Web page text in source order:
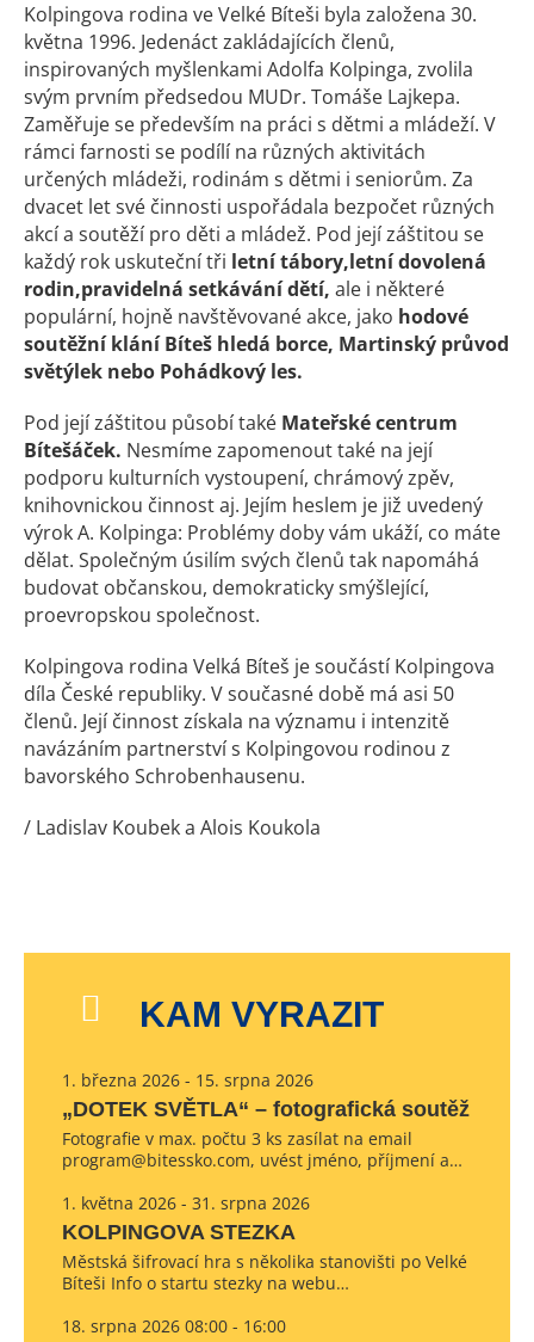
Kolpingova rodina ve Velké Bíteši byla založena 30.
května 1996. Jedenáct zakládajících členů,
inspirovaných myšlenkami Adolfa Kolpinga, zvolila
svým prvním předsedou MUDr. Tomáše Lajkepa.
Zaměřuje se především na práci s dětmi a mládeží. V
rámci farnosti se podílí na různých aktivitách
určených mládeži, rodinám s dětmi i seniorům. Za
dvacet let své činnosti uspořádala bezpočet různých
akcí a soutěží pro děti a mládež. Pod její záštitou se
každý rok uskuteční tři letní tábory,letní dovolená
rodin,pravidelná setkávání dětí, ale i některé
populární, hojně navštěvované akce, jako hodové
soutěžní klání Bíteš hledá borce, Martinský průvod
světýlek nebo Pohádkový les.
Pod její záštitou působí také Mateřské centrum
Bítešáček. Nesmíme zapomenout také na její
podporu kulturních vystoupení, chrámový zpěv,
knihovnickou činnost aj. Jejím heslem je již uvedený
výrok A. Kolpinga: Problémy doby vám ukáží, co máte
dělat. Společným úsilím svých členů tak napomáhá
budovat občanskou, demokraticky smýšlející,
proevropskou společnost.
Kolpingova rodina Velká Bíteš je součástí Kolpingova
díla České republiky. V současné době má asi 50
členů. Její činnost získala na významu i intenzitě
navázáním partnerství s Kolpingovou rodinou z
bavorského Schrobenhausenu.
/ Ladislav Koubek a Alois Koukola
KAM VYRAZIT
1. března 2026 - 15. srpna 2026
„DOTEK SVĚTLA“ – fotografická soutěž
Fotografie v max. počtu 3 ks zasílat na email
program@bitessko.com, uvést jméno, příjmení a…
1. května 2026 - 31. srpna 2026
KOLPINGOVA STEZKA
Městská šifrovací hra s několika stanovišti po Velké
Bíteši Info o startu stezky na webu…
18. srpna 2026 08:00 - 16:00